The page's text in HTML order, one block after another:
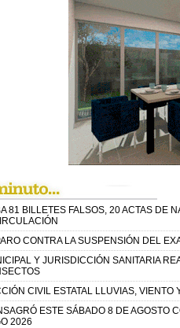
81 BILLETES FALSOS, 20 ACTAS DE
CONTRA LA SUSPENSIÓN DEL
Y JURISDICCIÓN SANITARIA
CIVIL ESTATAL LLUVIAS,
ESTE SÁBADO 8 DE AGOSTO
2026